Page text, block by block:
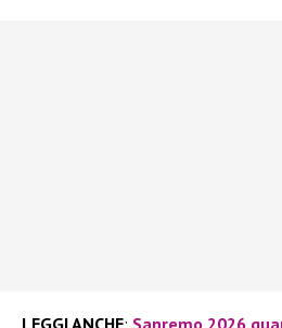
LEGGI ANCHE: Sanremo 2026